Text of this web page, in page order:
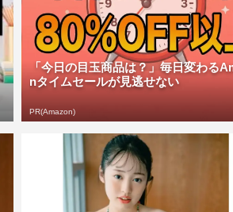
「今日の目玉商品は？」毎日変わる
nタイムセールが見逃せない
PR(Amazon)